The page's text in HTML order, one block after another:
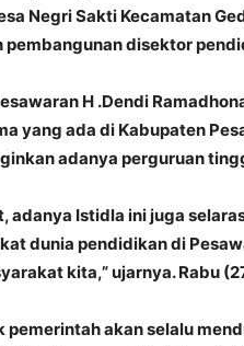
Negri Sakti Kecamatan
disektor
H .Dendi
yang ada di Kabupaten
adanya perguruan
adanya Istidla ini juga
dunia pendidikan di
kita,” ujarnya. Rabu
pemerintah akan selalu